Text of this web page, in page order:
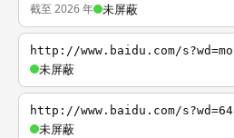
截至 2026 年 未屏蔽
http://www.baidu.com/s?wd=mo
未屏蔽
http://www.baidu.com/s?wd=64
未屏蔽